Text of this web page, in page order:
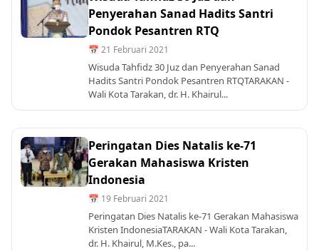
Penyerahan Sanad Hadits Santri
Pondok Pesantren RTQ
📅 21 Februari 2021
Wisuda Tahfidz 30 Juz dan Penyerahan Sanad
Hadits Santri Pondok Pesantren RTQTARAKAN -
Wali Kota Tarakan, dr. H. Khairul...
Peringatan Dies Natalis ke-71
Gerakan Mahasiswa Kristen
Indonesia
📅 19 Februari 2021
Peringatan Dies Natalis ke-71 Gerakan Mahasiswa
Kristen IndonesiaTARAKAN - Wali Kota Tarakan,
dr. H. Khairul, M.Kes., pa...